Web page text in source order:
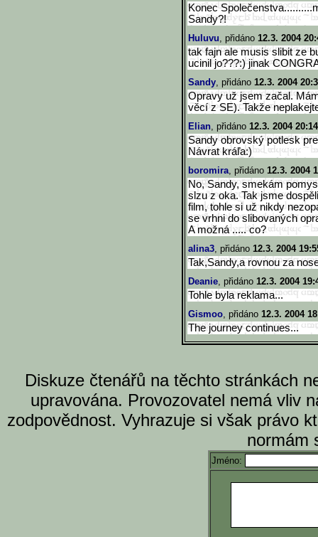
Konec
Sandy?!
Huluvu, přidáno 12.3. 2004
tak fajn ale musis slibit ze
ucinil jo???:) jinak
Sandy, přidáno 12.3. 2004
Opravy už jsem začal.
věcí z SE). Takže
Elian, přidáno 12.3. 2004
Sandy obrovský potlesk
Návrat kráľa:)
boromira, přidáno 12.3. 2004
No, Sandy, smekám
slzu z oka. Tak jsme
film, tohle si už nikdy
se vrhni do slibovaných
A možná ..... co?
alina3, přidáno 12.3. 2004
Tak,Sandy,a rovnou za
Deanie, přidáno 12.3. 2004
Tohle byla reklama...
Gismoo, přidáno 12.3. 2004
The journey continues...
Diskuze čtenářů na těchto stránkách
upravována. Provozovatel nemá vliv
zodpovědnost. Vyhrazuje si však právo
normám
Jméno: